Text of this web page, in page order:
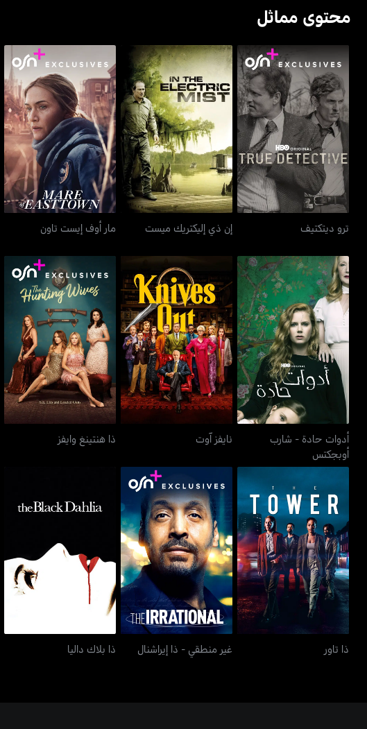
محتوى مماثل
ترو ديتكتيف
ترو ديتكتيف
إن ذي إليكتريك ميست
إن ذي إليكتريك ميست
مار أوف إيست تاون
مار أوف إيست تاون
أدوات حادة - شارب
أوبجكتس
أدوات حادة - شارب
أوبجكتس
نايفز آوت
نايفز آوت
ذا هنتينغ وايفز
ذا هنتينغ وايفز
ذا تاور
ذا تاور
غير منطقي - ذا إيراشنال
غير منطقي - ذا إيراشنال
ذا بلاك داليا
ذا بلاك داليا